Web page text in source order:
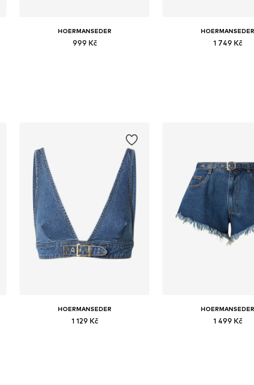
HOERMANSEDER
999 Kč
HOERMANSEDER
1 749 Kč
HOERMANSEDER
1 129 Kč
HOERMANSEDER
1 499 Kč